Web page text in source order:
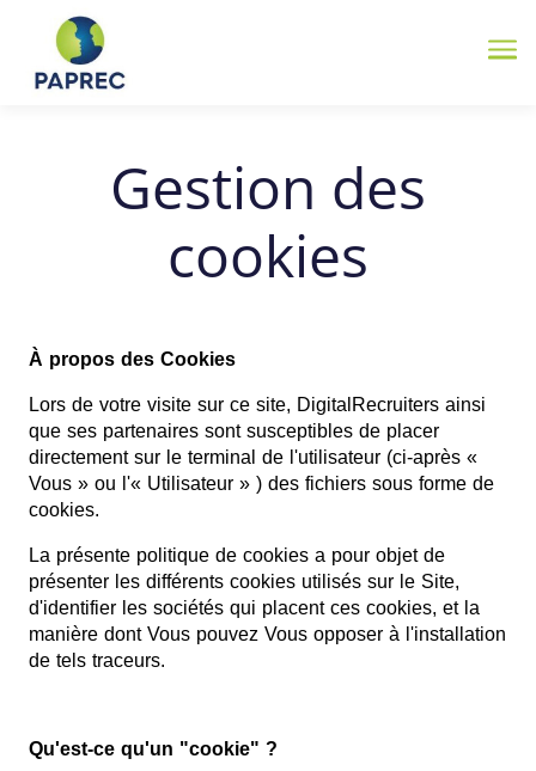
Gestion des
cookies
À propos des Cookies
Lors de votre visite sur ce site, DigitalRecruiters ainsi
que ses partenaires sont susceptibles de placer
directement sur le terminal de l'utilisateur (ci-après «
Vous » ou l'« Utilisateur » ) des fichiers sous forme de
cookies.
La présente politique de cookies a pour objet de
présenter les différents cookies utilisés sur le Site,
d'identifier les sociétés qui placent ces cookies, et la
manière dont Vous pouvez Vous opposer à l'installation
de tels traceurs.
Qu'est-ce qu'un "cookie" ?